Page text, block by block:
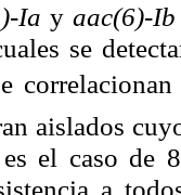
Ia y aac(6)-Ib
se
aislados
es el caso
a